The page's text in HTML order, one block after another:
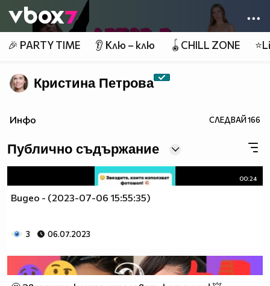
👾
🎉 PARTY TIME 👂 Клю – клю 🪀CHILL ZONE
Кристина Петрова
Инфо СЛЕДВАЙ166
Публично съдържание
00:24
Видео - (2023-07-06 15:55:35)
3 06.07.2023